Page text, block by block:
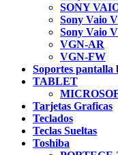
SONY
Sony Vaio
Sony Vaio
VGN-AR
VGN-FW
Soportes pantalla
TABLET
Tarjetas Graficas
Teclados
Teclas Sueltas
Toshiba